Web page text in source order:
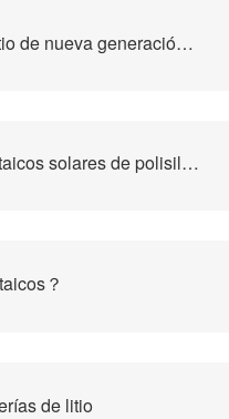
Máquina de reciclaje de baterías de litio de nueva generación 2026
Planta de reciclaje de paneles fotovoltaicos solares de polisilicio
？
de litio